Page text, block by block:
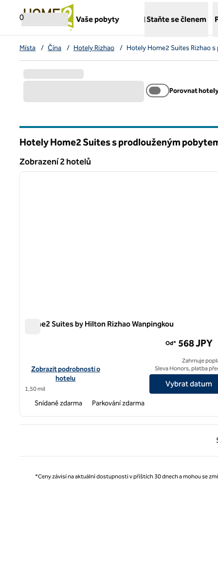
0
Vaše pobyty
,
Staňte se členem
Místa / Čína / Hotely Rizhao / Hotely Home2 Suites Rizhao
Porovnat
Hotely Home2 Suites s prodlouženým
Zobrazení 2 hotelů
Zobrazení 2 hotelů
1 z 12
Home2 Suites by Hilton Rizhao Wanpingkou
Zobrazit podrobnosti o hotelu Home2 Suites by Hilton Rizhao
Zobrazit podrobnosti o
hotelu
1,50 mil
Od* 568 JPY
Zahrnuje
Sleva Honors, platba
Vybrat datum
Snídaně zdarma Parkování zdarma
*Ceny závisí na aktuální dostupnosti v příštích 30 dnech a mohou se